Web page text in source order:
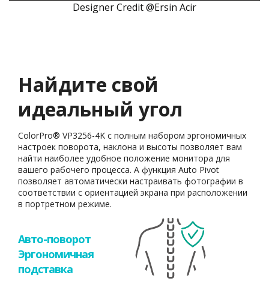
Designer Credit @Ersin Acir
Найдите свой
идеальный угол
ColorPro® VP3256-4K с полным набором эргономичных
настроек поворота, наклона и высоты позволяет вам
найти наиболее удобное положение монитора для
вашего рабочего процесса. А функция Auto Pivot
позволяет автоматически настраивать фотографии в
соответствии с ориентацией экрана при расположении
в портретном режиме.
Авто-поворот
Эргономичная
подставка